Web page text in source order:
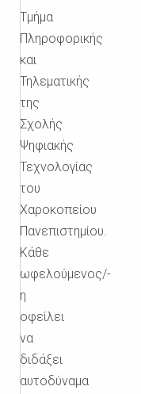
Τμήμα
Πληροφορικής
και
Τηλεματικής
της
Σχολής
Ψηφιακής
Τεχνολογίας
του
Χαροκοπείου
Πανεπιστημίου.
Κάθε
ωφελούμενος/-
η
οφείλει
να
διδάξει
αυτοδύναμα